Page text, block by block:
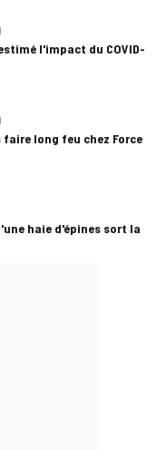
l'impact du COVID-
faire long feu chez Force
haie d'épines sort la